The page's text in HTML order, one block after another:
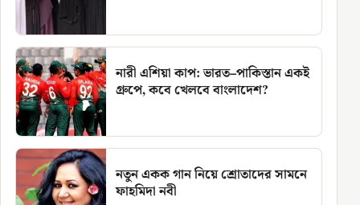
নারী এশিয়া কাপ: ভারত–পাকিস্তান একই
গ্রুপে, কবে খেলবে বাংলাদেশ?
নতুন একক গান নিয়ে শ্রোতাদের সামনে
ফাহমিদা নবী